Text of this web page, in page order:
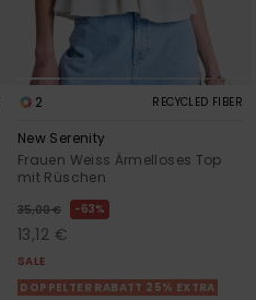
2 RECYCLED FIBER
New Serenity
Frauen Weiss Ärmelloses Top
mit Rüschen
35,00 € 63%
13,12 €
SALE
DOPPELTER RABATT 25% EXTRA